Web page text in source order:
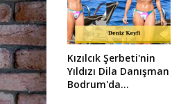
Kızılcık Şerbeti'nin
Yıldızı Dila Danışman
Bodrum'da